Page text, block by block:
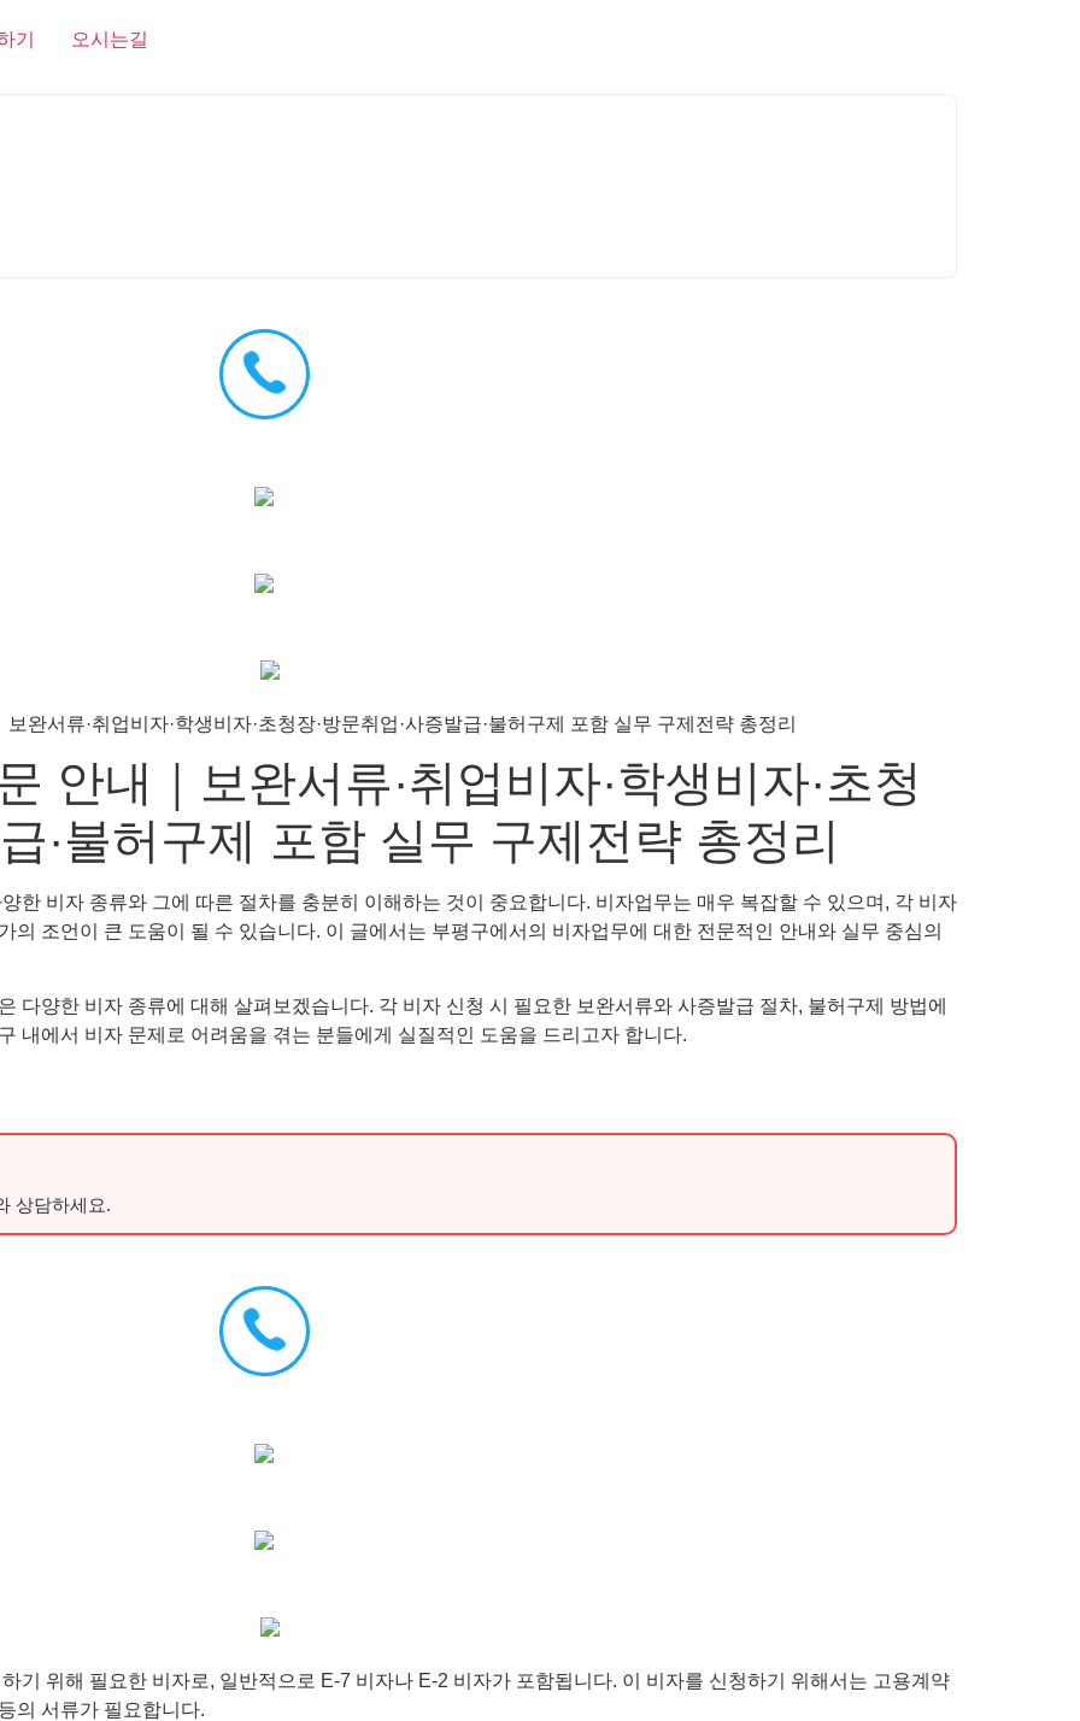
기 오시는길
안내｜보완서류·취업비자·학생비자·초청
·불허구제 포함 실무 구제전략 총정리
한 비자 종류와 그에 따른 절차를 충분히 이해하는 것이 중요합니다. 비자업무는 매우 복잡할 수 있으며, 각 비자
의 조언이 큰 도움이 될 수 있습니다. 이 글에서는 부평구에서의 비자업무에 대한 전문적인 안내와 실무 중심의
다양한 비자 종류에 대해 살펴보겠습니다. 각 비자 신청 시 필요한 보완서류와 사증발급 절차, 불허구제 방법에
내에서 비자 문제로 어려움을 겪는 분들에게 실질적인 도움을 드리고자 합니다.
상담하세요.
기 위해 필요한 비자로, 일반적으로 E-7 비자나 E-2 비자가 포함됩니다. 이 비자를 신청하기 위해서는 고용계약
의 서류가 필요합니다.